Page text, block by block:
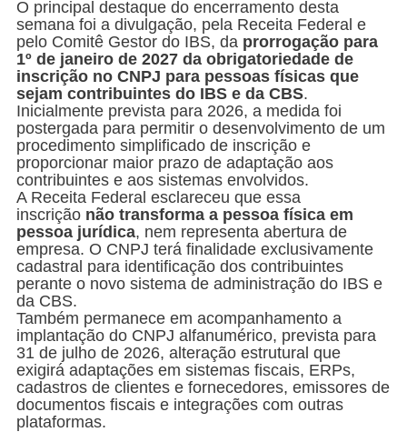
O principal destaque do encerramento desta
semana foi a divulgação, pela Receita Federal e
pelo Comitê Gestor do IBS, da prorrogação para
1º de janeiro de 2027 da obrigatoriedade de
inscrição no CNPJ para pessoas físicas que
sejam contribuintes do IBS e da CBS.
Inicialmente prevista para 2026, a medida foi
postergada para permitir o desenvolvimento de um
procedimento simplificado de inscrição e
proporcionar maior prazo de adaptação aos
contribuintes e aos sistemas envolvidos.
A Receita Federal esclareceu que essa
inscrição não transforma a pessoa física em
pessoa jurídica, nem representa abertura de
empresa. O CNPJ terá finalidade exclusivamente
cadastral para identificação dos contribuintes
perante o novo sistema de administração do IBS e
da CBS.
Também permanece em acompanhamento a
implantação do CNPJ alfanumérico, prevista para
31 de julho de 2026, alteração estrutural que
exigirá adaptações em sistemas fiscais, ERPs,
cadastros de clientes e fornecedores, emissores de
documentos fiscais e integrações com outras
plataformas.